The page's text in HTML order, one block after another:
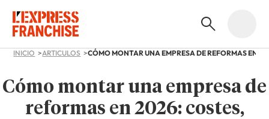
INICIO ARTICULOS
Cómo montar una empresa de
reformas en 2026: costes,